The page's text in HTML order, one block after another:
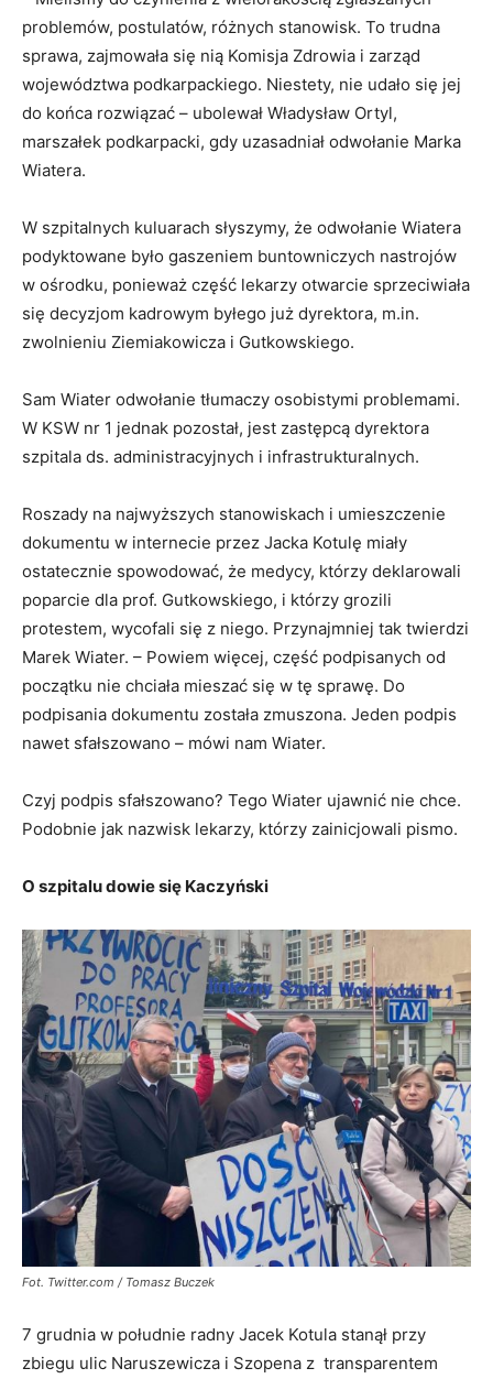
problemów, postulatów, różnych stanowisk. To trudna
sprawa, zajmowała się nią Komisja Zdrowia i zarząd
województwa podkarpackiego. Niestety, nie udało się jej
do końca rozwiązać – ubolewał Władysław Ortyl,
marszałek podkarpacki, gdy uzasadniał odwołanie Marka
Wiatera.
W szpitalnych kuluarach słyszymy, że odwołanie Wiatera
podyktowane było gaszeniem buntowniczych nastrojów
w ośrodku, ponieważ część lekarzy otwarcie sprzeciwiała
się decyzjom kadrowym byłego już dyrektora, m.in.
zwolnieniu Ziemiakowicza i Gutkowskiego.
Sam Wiater odwołanie tłumaczy osobistymi problemami.
W KSW nr 1 jednak pozostał, jest zastępcą dyrektora
szpitala ds. administracyjnych i infrastrukturalnych.
Roszady na najwyższych stanowiskach i umieszczenie
dokumentu w internecie przez Jacka Kotulę miały
ostatecznie spowodować, że medycy, którzy deklarowali
poparcie dla prof. Gutkowskiego, i którzy grozili
protestem, wycofali się z niego. Przynajmniej tak twierdzi
Marek Wiater. – Powiem więcej, część podpisanych od
początku nie chciała mieszać się w tę sprawę. Do
podpisania dokumentu została zmuszona. Jeden podpis
nawet sfałszowano – mówi nam Wiater.
Czyj podpis sfałszowano? Tego Wiater ujawnić nie chce.
Podobnie jak nazwisk lekarzy, którzy zainicjowali pismo.
O szpitalu dowie się Kaczyński
Fot. Twitter.com / Tomasz Buczek
7 grudnia w południe radny Jacek Kotula stanął przy
zbiegu ulic Naruszewicza i Szopena z transparentem